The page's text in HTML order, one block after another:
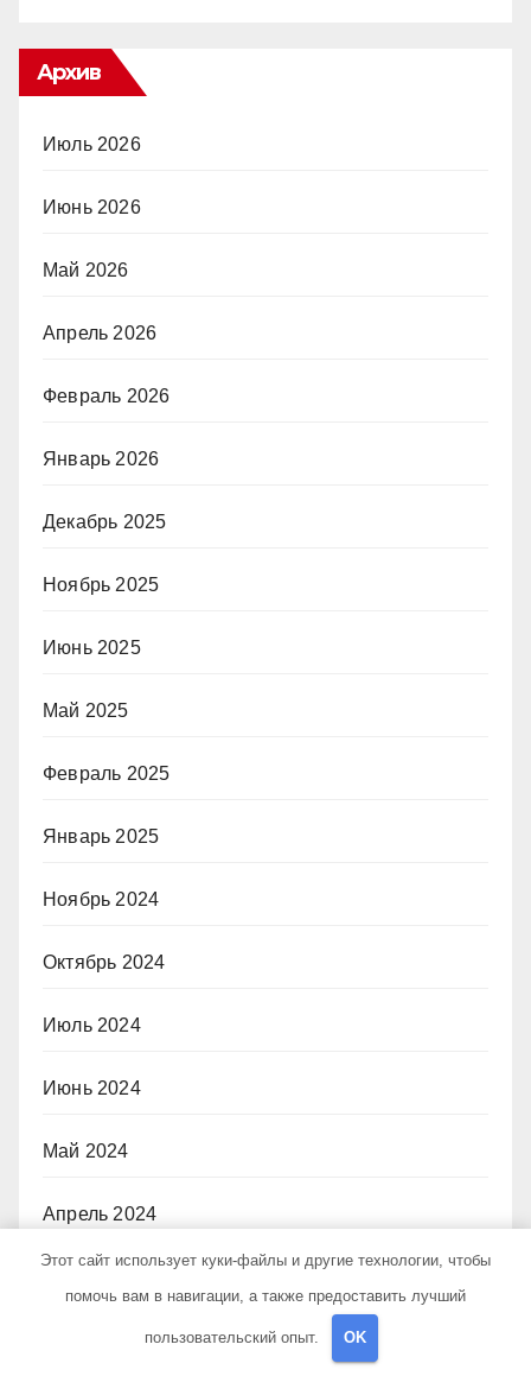
Архив
Июль 2026
Июнь 2026
Май 2026
Апрель 2026
Февраль 2026
Январь 2026
Декабрь 2025
Ноябрь 2025
Июнь 2025
Май 2025
Февраль 2025
Январь 2025
Ноябрь 2024
Октябрь 2024
Июль 2024
Июнь 2024
Май 2024
Апрель 2024
Декабрь 2023
Этот сайт использует куки-файлы и другие технологии, чтобы
помочь вам в навигации, а также предоставить лучший
пользовательский опыт. OK